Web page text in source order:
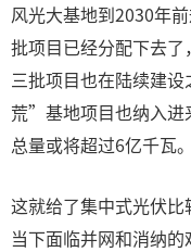
风光大基地到2030年
批项目已经分配下去
三批项目也在陆续建
荒”基地项目也纳入进
总量或将超过6亿千瓦。
这就给了集中式光伏
当下面临并网和消纳的